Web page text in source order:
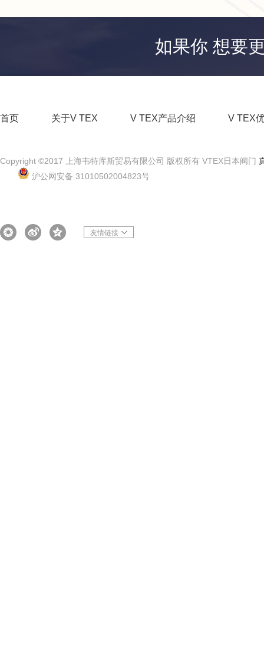
如果你 想要
首页 关于V TEX V TEX产品介绍 V TEX
Copyright ©2017 上海韦特库斯贸易有限公司 版权所有 VTEX日本阀门
沪公网安备 31010502004823号